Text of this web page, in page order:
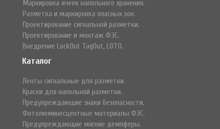
Маркировка ячеек напольного хранения.
Разметка и маркировка опасных зон.
Проектирование сигнальной разметки.
Проектирование и монтаж ФЭС.
Внедрение LockOut TagOut, LOTO.
Каталог
Ленты сигнальные для разметки.
Краски для напольной разметки.
Предупреждающие знаки безопасности.
Фотолюминесцентные материалы ФЭС.
Предупреждающие мягкие демпферы.